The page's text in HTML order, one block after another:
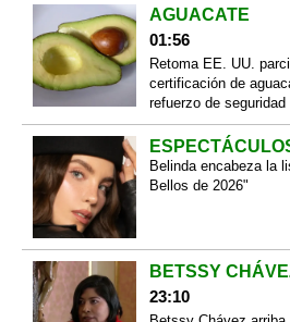
AGUACATE
01:56
Retoma EE. UU.
certificación de
refuerzo de seguridad
Belinda encabeza la
Bellos de 2026"
BETSSY
23:10